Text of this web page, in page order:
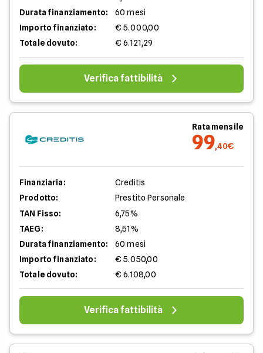
Durata finanziamento:
60 mesi
Importo finanziato:
€ 5.000,00
Totale dovuto:
€ 6.121,29
Verifica fattibilità
Rata mensile
99,40€
Finanziaria:
Creditis
Prodotto:
Prestito Personale
TAN Fisso:
6,75%
TAEG:
8,51%
Durata finanziamento:
60 mesi
Importo finanziato:
€ 5.050,00
Totale dovuto:
€ 6.108,00
Verifica fattibilità